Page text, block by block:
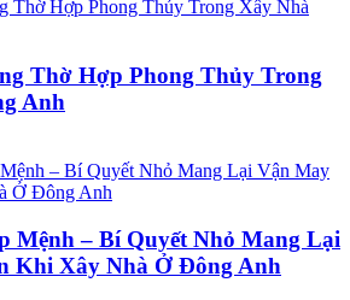
Thờ Hợp Phong Thủy Trong
Anh
Mệnh – Bí Quyết Nhỏ Mang Lại
Khi Xây Nhà Ở Đông Anh